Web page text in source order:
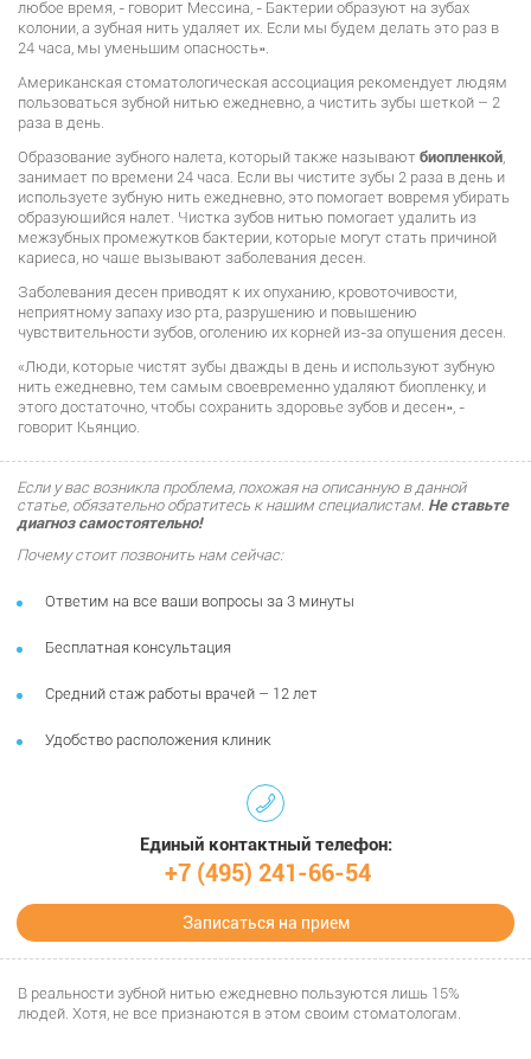
любое время, - говорит Мессина, - Бактерии образуют на зубах
колонии, а зубная нить удаляет их. Если мы будем делать это раз в
24 часа, мы уменьшим опасность».
Американская стоматологическая ассоциация рекомендует людям
пользоваться зубной нитью ежедневно, а чистить зубы щеткой – 2
раза в день.
Образование зубного налета, который также называют биопленкой
занимает по времени 24 часа. Если вы чистите зубы 2 раза в день и
используете зубную нить ежедневно, это помогает вовремя убирать
образующийся налет. Чистка зубов нитью помогает удалить из
межзубных промежутков бактерии, которые могут стать причиной
кариеса, но чаще вызывают заболевания десен.
Заболевания десен приводят к их опуханию, кровоточивости,
неприятному запаху изо рта, разрушению и повышению
чувствительности зубов, оголению их корней из-за опущения десен.
«Люди, которые чистят зубы дважды в день и используют зубную
нить ежедневно, тем самым своевременно удаляют биопленку, и
этого достаточно, чтобы сохранить здоровье зубов и десен», -
говорит Кьянцио.
Если у вас возникла проблема, похожая на описанную в данной
статье, обязательно обратитесь к нашим специалистам. Не ставьте
диагноз самостоятельно!
Почему стоит позвонить нам сейчас:
Ответим на все ваши вопросы за 3 минуты
Бесплатная консультация
Средний стаж работы врачей – 12 лет
Удобство расположения клиник
Единый контактный телефон:
+7 (495) 241-66-54
Записаться на прием
В реальности зубной нитью ежедневно пользуются лишь 15%
людей. Хотя, не все признаются в этом своим стоматологам.